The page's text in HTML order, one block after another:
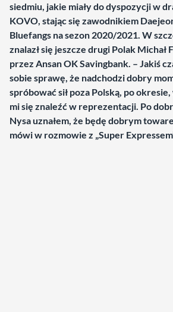
siedmiu, jakie miały do dyspozycji w
KOVO, stając się zawodnikiem
Bluefangs na sezon 2020/2021. W
znalazł się jeszcze drugi Polak Michał
przez Ansan OK Savingbank. – Jakiś
sobie sprawę, że nadchodzi dobry
spróbować sił poza Polską, po
mi się znaleźć w reprezentacji. Po
Nysa uznałem, że będę dobrym
mówi w rozmowie z „Super